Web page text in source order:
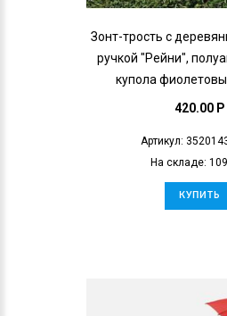
Зонт-трость с
ручкой "Рейни",
купола
420.00 P
Артикул:
На складе:
КУПИТЬ